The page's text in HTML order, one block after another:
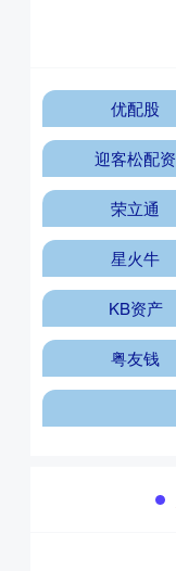
优配股
迎客松配资
荣立通
星火牛
KB资产
粤友钱